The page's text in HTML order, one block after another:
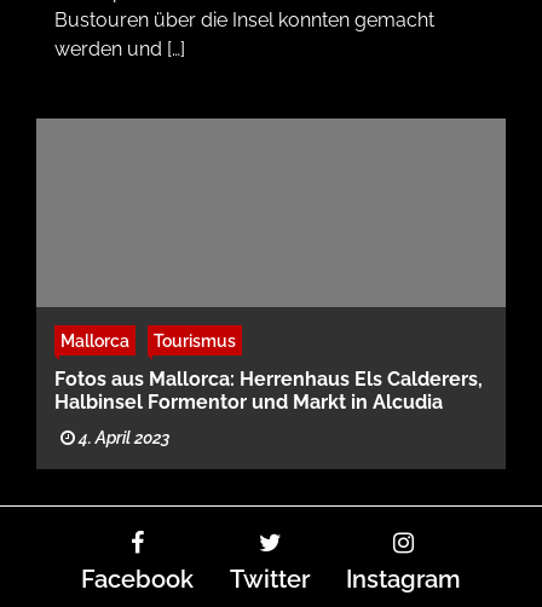
Bustouren über die Insel konnten gemacht
werden und […]
Mallorca Tourismus
Fotos aus Mallorca: Herrenhaus Els Calderers,
Halbinsel Formentor und Markt in Alcudia
4. April 2023
Facebook Twitter Instagram